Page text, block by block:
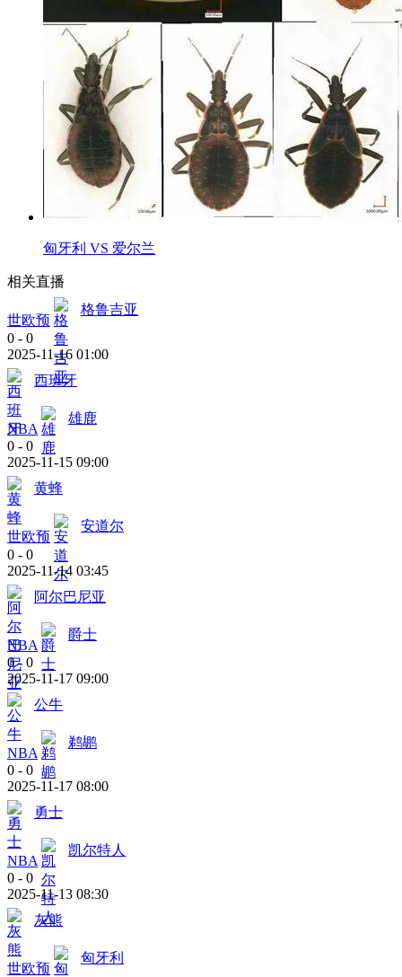
匈牙利 VS 爱尔兰
相关直播
世欧预
格鲁吉亚
0 - 0
2025-11-16 01:00
西班牙
NBA
雄鹿
0 - 0
2025-11-15 09:00
黄蜂
世欧预
安道尔
0 - 0
2025-11-14 03:45
阿尔巴尼亚
NBA
爵士
0 - 0
2025-11-17 09:00
公牛
NBA
鹈鹕
0 - 0
2025-11-17 08:00
勇士
NBA
凯尔特人
0 - 0
2025-11-13 08:30
灰熊
世欧预
匈牙利